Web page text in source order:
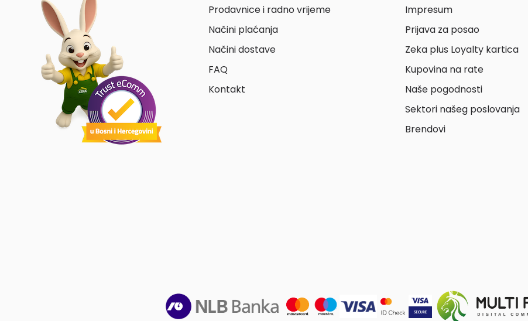
Prodavnice i radno vrijeme
Načini plaćanja
Načini dostave
FAQ
Kontakt
Impresum
Prijava za posao
Zeka plus Loyalty kartica
Kupovina na rate
Naše pogodnosti
Sektori našeg poslovanja
Brendovi